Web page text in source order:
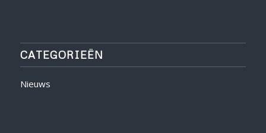
CATEGORIEËN
Nieuws